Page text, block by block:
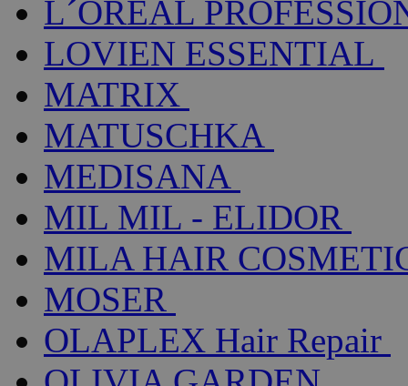
L´ORÉAL
LOVIEN ESSENTIAL
MATRIX
MATUSCHKA
MEDISANA
MIL MIL - ELIDOR
MILA HAIR
MOSER
OLAPLEX Hair Repair